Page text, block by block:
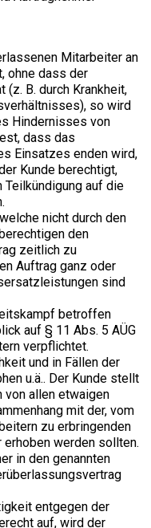
Mitarbeiter an
ohne dass der
B. durch Krankheit,
so wird
Hindernisses von
dass das
Einsatzes enden wird,
Kunde berechtigt,
Teilkündigung auf die
nicht durch den
den
zeitlich zu
Auftrag ganz oder
sind
betroffen
auf § 11 Abs. 5 AÜG
verpflichtet.
und in Fällen der
u.ä.. Der Kunde stellt
von allen etwaigen
mit der, vom
zu erbringenden
werden sollten.
in den genannten
entgegen der
auf, wird der